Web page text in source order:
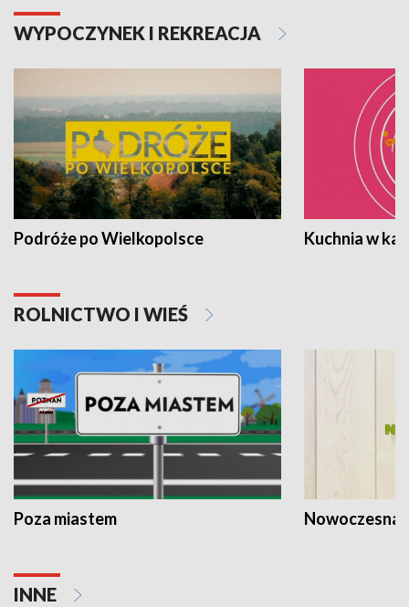
WYPOCZYNEK I REKREACJA
Podróże po Wielkopolsce Kuchnia w
ROLNICTWO I WIEŚ
Poza miastem Nowoczesna
INNE